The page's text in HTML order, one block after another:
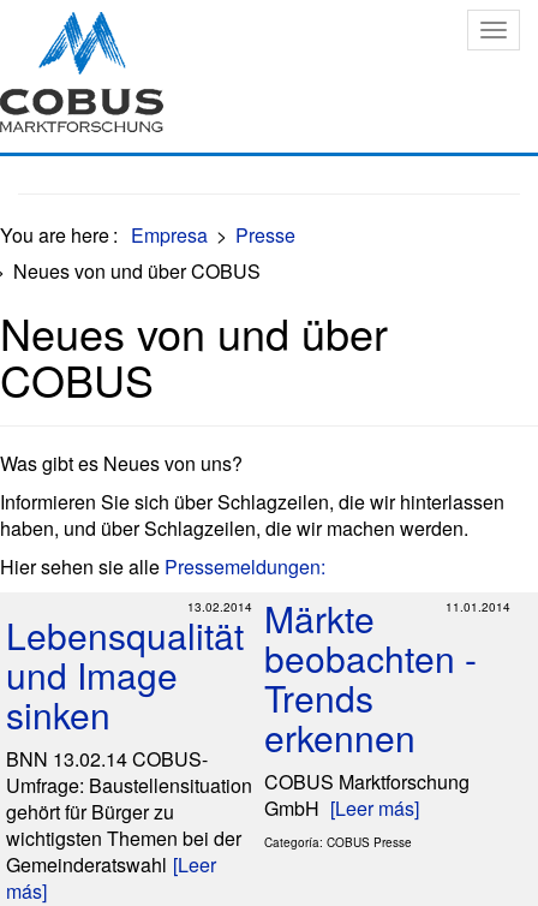
Oops, an error occurred! Code: 20260809140442af29f15a
You are here: Empresa > Presse
Neues von und über COBUS
Neues von und über
COBUS
Was gibt es Neues von uns?
Informieren Sie sich über Schlagzeilen, die wir hinterlassen
haben, und über Schlagzeilen, die wir machen werden.
Hier sehen sie alle Pressemeldungen:
13.02.2014
Lebensqualität
und Image
sinken
BNN 13.02.14 COBUS-
Umfrage: Baustellensituation
gehört für Bürger zu
wichtigsten Themen bei der
Gemeinderatswahl [Leer
más]
11.01.2014
Märkte
beobachten -
Trends
erkennen
COBUS Marktforschung
GmbH [Leer más]
Categoría: COBUS Presse